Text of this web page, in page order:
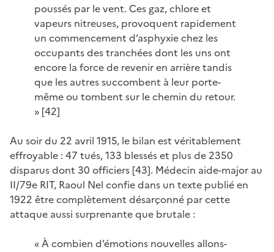
poussés par le vent. Ces gaz, chlore et
vapeurs nitreuses, provoquent rapidement
un commencement d’asphyxie chez les
occupants des tranchées dont les uns ont
encore la force de revenir en arrière tandis
que les autres succombent à leur porte-
même ou tombent sur le chemin du retour.
» [42]
Au soir du 22 avril 1915, le bilan est véritablement
effroyable : 47 tués, 133 blessés et plus de 2350
disparus dont 30 officiers [43]. Médecin aide-major au
II/79e RIT, Raoul Nel confie dans un texte publié en
1922 être complètement désarçonné par cette
attaque aussi surprenante que brutale :
« À combien d’émotions nouvelles allons-